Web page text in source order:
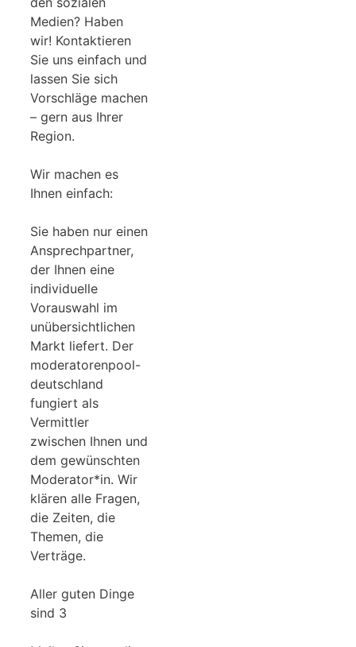
Medien? Haben
wir! Kontaktieren
Sie uns einfach und
lassen Sie sich
Vorschläge machen
– gern aus Ihrer
Region.
Wir machen es
Ihnen einfach:
Sie haben nur einen
Ansprechpartner,
der Ihnen eine
individuelle
Vorauswahl im
unübersichtlichen
Markt liefert. Der
moderatorenpool-
deutschland
fungiert als
Vermittler
zwischen Ihnen und
dem gewünschten
Moderator*in. Wir
klären alle Fragen,
die Zeiten, die
Themen, die
Verträge.
Aller guten Dinge
sind 3